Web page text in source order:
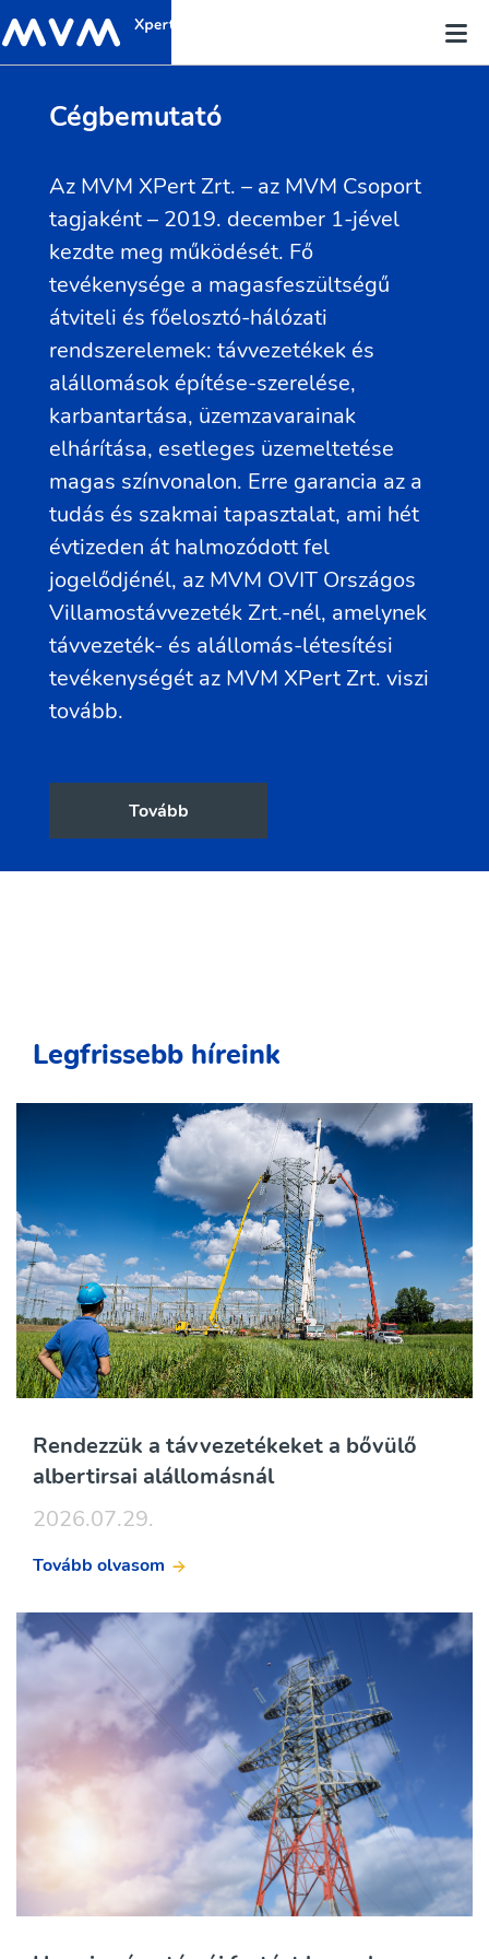
Cégbemutató
Az MVM XPert Zrt. – az MVM Csoport
tagjaként – 2019. december 1-jével
kezdte meg működését. Fő
tevékenysége a magasfeszültségű
átviteli és főelosztó-hálózati
rendszerelemek: távvezetékek és
alállomások építése-szerelése,
karbantartása, üzemzavarainak
elhárítása, esetleges üzemeltetése
magas színvonalon. Erre garancia az a
tudás és szakmai tapasztalat, ami hét
évtizeden át halmozódott fel
jogelődjénél, az MVM OVIT Országos
Villamostávvezeték Zrt.-nél, amelynek
távvezeték- és alállomás-létesítési
tevékenységét az MVM XPert Zrt. viszi
tovább.
Tovább
Legfrissebb híreink
Rendezzük a távvezetékeket a bővülő
albertirsai alállomásnál
2026.07.29.
Tovább olvasom